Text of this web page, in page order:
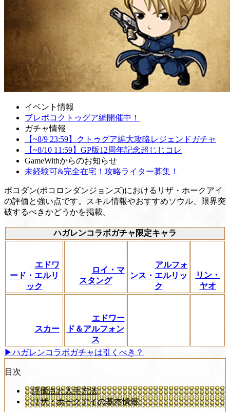
イベント情報
ブレポコクトゥグア編開催中！
ガチャ情報
【~8/9 23:59】クトゥグア編大攻略レジェンドガチャ
【~8/10 11:59】GP版12周年記念超じじコレ
GameWithからのお知らせ
未経験可&完全在宅！攻略ライター募集！
ポコダン(ポコロンダンジョンズ)におけるリザ・ホークアイ
の評価と強い点です。スキル情報やおすすめソウル、限界突
破するべきかどうかを掲載。
ハガレンコラボガチャ限定キャラ
エドワ
ード・エルリ
ック
ロイ・マ
スタング
アルフォ
ンス・エルリッ
ク
リン・
ヤオ
スカー
エドワー
ド＆アルフォン
ス
▶ハガレンコラボガチャは引くべき？
目次
評価点と入手方法
リザ・ホークアイの基本情報